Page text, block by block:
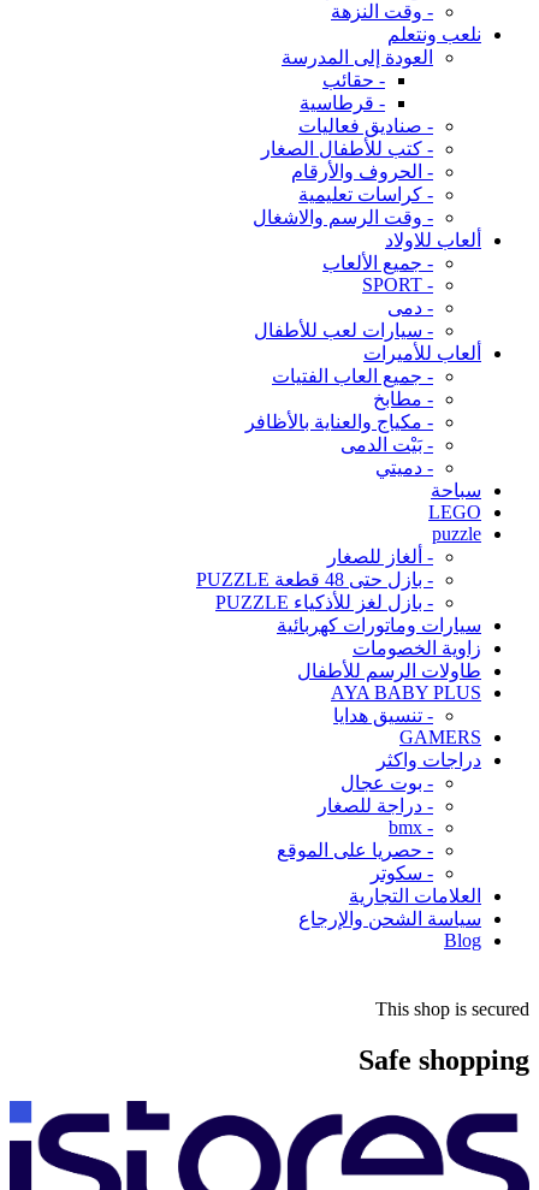
- وقت النزهة
نلعب ونتعلم
العودة إلى المدرسة
- حقائب
- قرطاسية
- صناديق فعاليات
- كتب للأطفال الصغار
- الحروف والأرقام
- كراسات تعليمية
- وقت الرسم والاشغال
ألعاب للاولاد
- جميع الألعاب
- SPORT
- دمى
- سيارات لعب للأطفال
ألعاب للأميرات
- جميع العاب الفتيات
- مطابخ
- مكياج والعناية بالأظافر
- بَيْت الدمى
- دميتي
سباحة
LEGO
puzzle
- ألغاز للصغار
- بازل حتى 48 قطعة PUZZLE
- بازل لغز للأذكياء PUZZLE
سيارات وماتورات كهربائية
زاوية الخصومات
طاولات الرسم للأطفال
AYA BABY PLUS
- تنسيق هدايا
GAMERS
دراجات واكثر
- بوت عجال
- دراجة للصغار
- bmx
- حصريا على الموقع
- سكوتر
العلامات التجارية
سياسة الشحن والإرجاع
Blog
This shop is secured
Safe shopping